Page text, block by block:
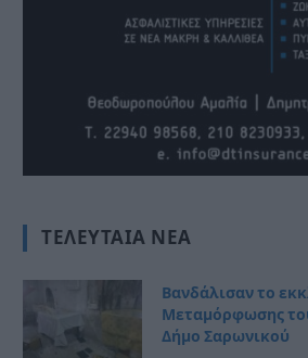
ΤΕΛΕΥΤΑΊΑ ΝΈΑ
Βανδάλισαν το
Μεταμόρφωσης
Δήμο Σαρωνικού